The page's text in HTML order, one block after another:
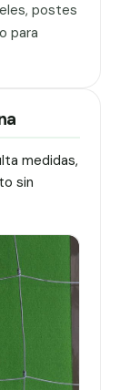
postes
para
medidas,
sin